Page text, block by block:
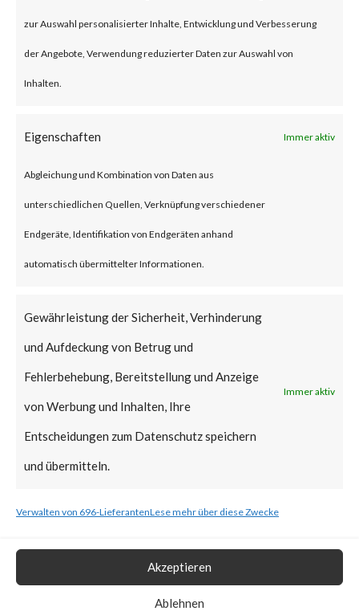
zur Auswahl personalisierter Inhalte, Entwicklung und Verbesserung
der Angebote, Verwendung reduzierter Daten zur Auswahl von
Inhalten.
Eigenschaften Immer aktiv
Abgleichung und Kombination von Daten aus
unterschiedlichen Quellen, Verknüpfung verschiedener
Endgeräte, Identifikation von Endgeräten anhand
automatisch übermittelter Informationen.
Gewährleistung der Sicherheit, Verhinderung
und Aufdeckung von Betrug und
Fehlerbehebung, Bereitstellung und Anzeige
von Werbung und Inhalten, Ihre
Entscheidungen zum Datenschutz speichern
und übermitteln.
Immer aktiv
Verwalten von 696-LieferantenLese mehr über diese Zwecke
Akzeptieren
Ablehnen
Why is this Significant?
This is significant because the
Citrix blog acknowledged that
CVE-2023-4966 has been
exploited in the wild. Also, CISA
added the vulnerability to the
Catalog on Oct 18th.
The vulnerability was
discovered earlier by their
internal team and the advisory
and related patches were
protection for the vulnerability
and seeing several thousand